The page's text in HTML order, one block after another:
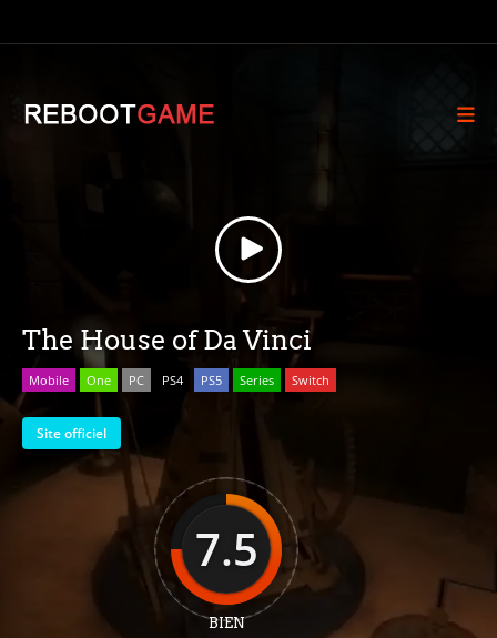
The House of Da Vinci
Mobile One PC PS4 PS5 Series Switch
Site officiel
7.5
BIEN